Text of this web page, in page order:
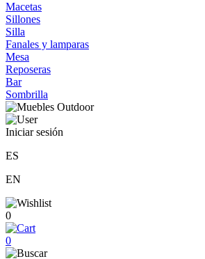
Macetas
Sillones
Silla
Fanales y lamparas
Mesa
Reposeras
Bar
Sombrilla
Iniciar sesión
ES
EN
0
0